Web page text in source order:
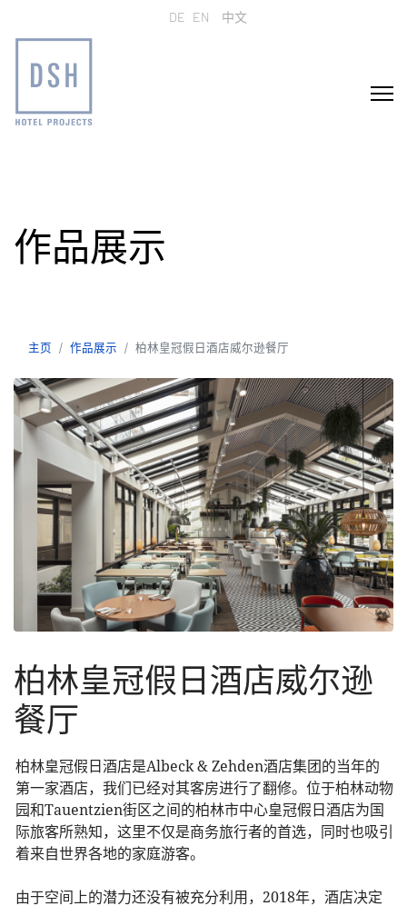
选择你的语音
DE EN 中文
作品展示
主页 作品展示 柏林皇冠假日酒店威尔逊餐厅
柏林皇冠假日酒店威尔逊
餐厅
柏林皇冠假日酒店是Albeck & Zehden酒店集团的当年的
第一家酒店，我们已经对其客房进行了翻修。位于柏林动物
园和Tauentzien街区之间的柏林市中心皇冠假日酒店为国
际旅客所熟知，这里不仅是商务旅行者的首选，同时也吸引
着来自世界各地的家庭游客。
由于空间上的潜力还没有被充分利用，2018年，酒店决定